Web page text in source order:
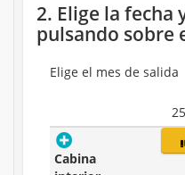
2. Elige la fecha
pulsando sobre
Elige el mes de salida
Cabina